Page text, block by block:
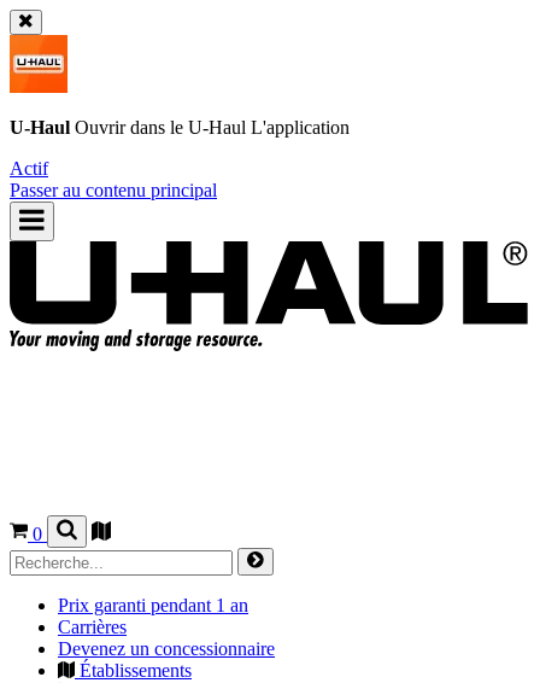
U-Haul Ouvrir dans le U-Haul L'application
Actif
Passer au contenu principal
0
Prix garanti pendant 1 an
Carrières
Devenez un concessionnaire
Établissements